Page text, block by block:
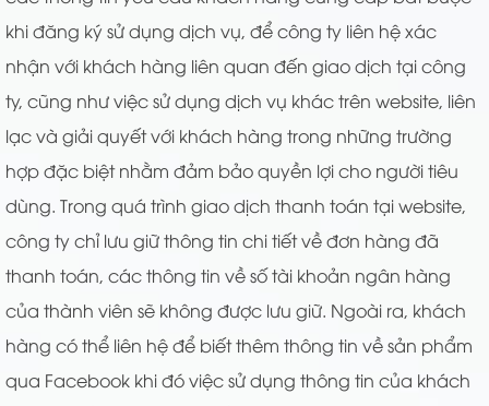
khi đăng ký sử dụng dịch vụ, để công ty liên hệ xác
nhận với khách hàng liên quan đến giao dịch tại công
ty, cũng như việc sử dụng dịch vụ khác trên website, liên
lạc và giải quyết với khách hàng trong những trường
hợp đặc biệt nhằm đảm bảo quyền lợi cho người tiêu
dùng. Trong quá trình giao dịch thanh toán tại website,
công ty chỉ lưu giữ thông tin chi tiết về đơn hàng đã
thanh toán, các thông tin về số tài khoản ngân hàng
của thành viên sẽ không được lưu giữ. Ngoài ra, khách
hàng có thể liên hệ để biết thêm thông tin về sản phẩm
qua Facebook khi đó việc sử dụng thông tin của khách